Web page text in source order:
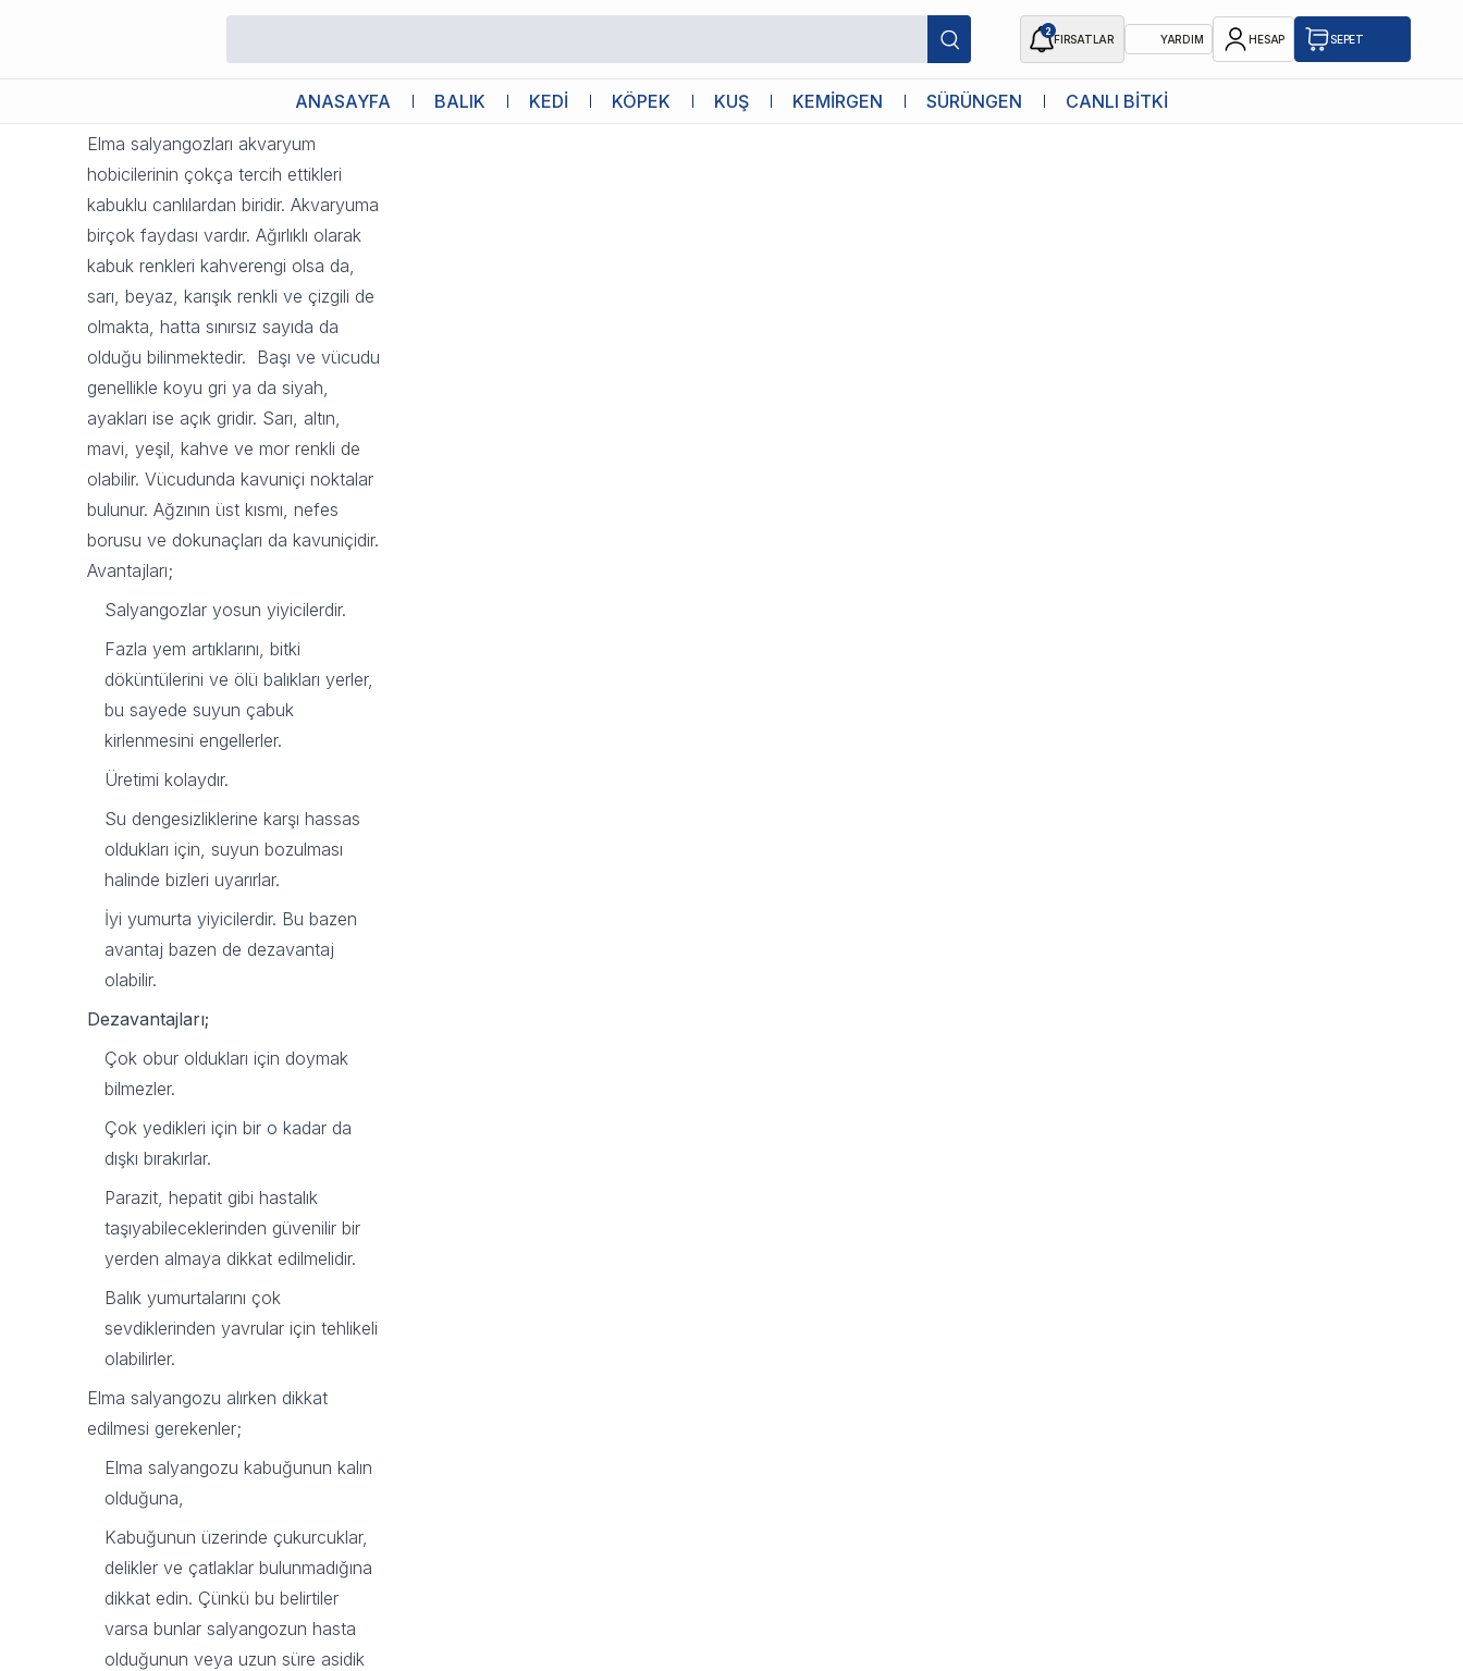
2
FIRSATLAR YARDIM HESAP SEPET
ANASAYFA BALIK KEDİ KÖPEK KUŞ KEMİRGEN SÜRÜNGEN CANLI BİTKİ
Elma Salyangozları
Elma salyangozları akvaryum
hobicilerinin çokça tercih ettikleri
kabuklu canlılardan biridir. Akvaryuma
birçok faydası vardır. Ağırlıklı olarak
kabuk renkleri kahverengi olsa da,
sarı, beyaz, karışık renkli ve çizgili de
olmakta, hatta sınırsız sayıda da
olduğu bilinmektedir. Başı ve vücudu
genellikle koyu gri ya da siyah,
ayakları ise açık gridir. Sarı, altın,
mavi, yeşil, kahve ve mor renkli de
olabilir. Vücudunda kavuniçi noktalar
bulunur. Ağzının üst kısmı, nefes
borusu ve dokunaçları da kavuniçidir.
Avantajları;
Salyangozlar yosun yiyicilerdir.
Fazla yem artıklarını, bitki
döküntülerini ve ölü balıkları yerler,
bu sayede suyun çabuk
kirlenmesini engellerler.
Üretimi kolaydır.
Su dengesizliklerine karşı hassas
oldukları için, suyun bozulması
halinde bizleri uyarırlar.
İyi yumurta yiyicilerdir. Bu bazen
avantaj bazen de dezavantaj
olabilir.
Dezavantajları;
Çok obur oldukları için doymak
bilmezler.
Çok yedikleri için bir o kadar da
dışkı bırakırlar.
Parazit, hepatit gibi hastalık
taşıyabileceklerinden güvenilir bir
yerden almaya dikkat edilmelidir.
Balık yumurtalarını çok
sevdiklerinden yavrular için tehlikeli
olabilirler.
Elma salyangozu alırken dikkat
edilmesi gerekenler;
Elma salyangozu kabuğunun kalın
olduğuna,
Kabuğunun üzerinde çukurcuklar,
delikler ve çatlaklar bulunmadığına
dikkat edin. Çünkü bu belirtiler
varsa bunlar salyangozun hasta
olduğunun veya uzun süre asidik